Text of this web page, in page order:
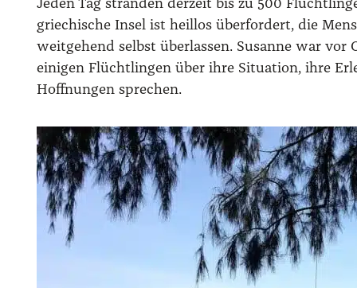
Jeden Tag stranden derzeit bis zu 500
griechische Insel ist heillos überfordert, die
weitgehend selbst überlassen. Susanne war
einigen Flüchtlingen über ihre Situation, ihre
Hoffnungen sprechen.